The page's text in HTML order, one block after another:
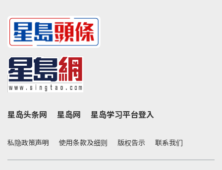
星岛头条网 星岛网 星岛学习平台登入
私隐政策声明 使用条款及细则 版权告示 联系我们